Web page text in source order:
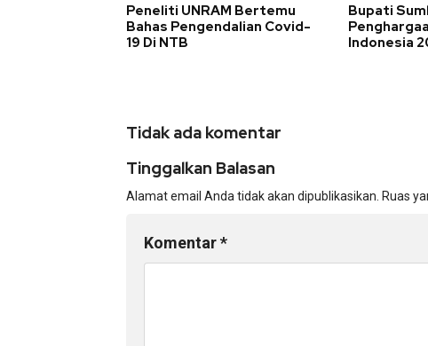
Peneliti UNRAM Bertemu
Bahas Pengendalian Covid-
19 Di NTB
Bupati
Indonesia
Tidak ada komentar
Tinggalkan Balasan
Alamat email Anda tidak akan dipublikasikan. Ruas
Komentar*